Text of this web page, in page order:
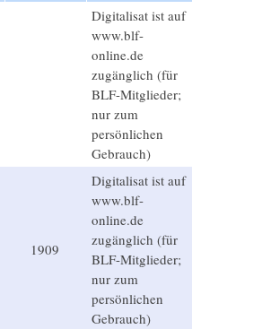
Digitalisat ist auf
www.blf-
online.de
zugänglich (für
BLF-Mitglieder;
nur zum
persönlichen
Gebrauch)
1909
Digitalisat ist auf
www.blf-
online.de
zugänglich (für
BLF-Mitglieder;
nur zum
persönlichen
Gebrauch)